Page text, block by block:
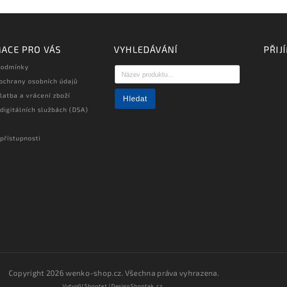
PRO VÁS
osobních údajů
a vrácení zboží
službách (DSA)
VYHLEDÁVÁNÍ
Hledat
Copyright 2026wenko-shop.cz. Všechna práva vyhrazena.